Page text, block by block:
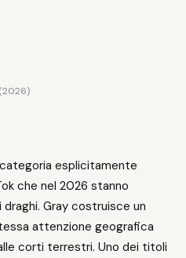
(2026)
esplicitamente
che nel 2026 stanno
Gray costruisce un
attenzione geografica
corti terrestri. Uno dei titoli